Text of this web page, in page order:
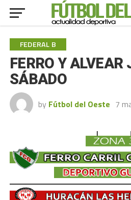
FEDERAL B
FERRO Y ALVEAR
SÁBADO
by Fútbol del Oeste 7